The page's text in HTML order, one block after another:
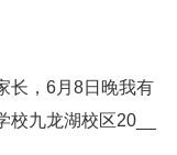
长，6月8日晚我有
九龙湖校区20__